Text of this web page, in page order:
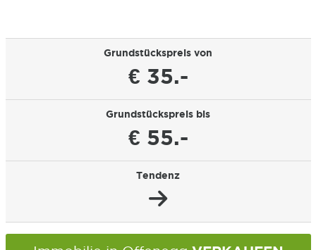
Grundstückspreis von
€ 35.-
Grundstückspreis bis
€ 55.-
Tendenz